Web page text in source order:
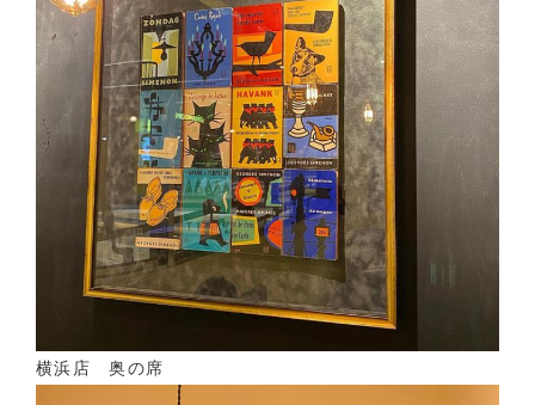
横浜店 奥の席